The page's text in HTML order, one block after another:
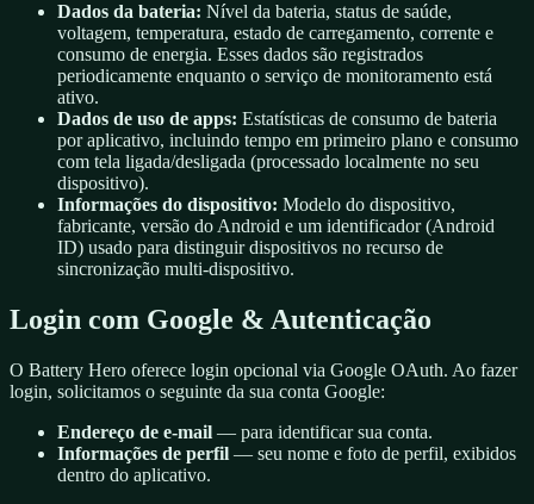
Dados da bateria: Nível da bateria, status de saúde,
voltagem, temperatura, estado de carregamento, corrente e
consumo de energia. Esses dados são registrados
periodicamente enquanto o serviço de monitoramento está
ativo.
Dados de uso de apps: Estatísticas de consumo de bateria
por aplicativo, incluindo tempo em primeiro plano e consumo
com tela ligada/desligada (processado localmente no seu
dispositivo).
Informações do dispositivo: Modelo do dispositivo,
fabricante, versão do Android e um identificador (Android
ID) usado para distinguir dispositivos no recurso de
sincronização multi-dispositivo.
Login com Google & Autenticação
O Battery Hero oferece login opcional via Google OAuth. Ao fazer
login, solicitamos o seguinte da sua conta Google:
Endereço de e-mail — para identificar sua conta.
Informações de perfil — seu nome e foto de perfil, exibidos
dentro do aplicativo.